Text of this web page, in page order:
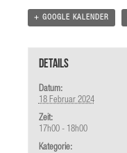
+ GOOGLE KALENDER
Details
Datum:
18 Februar 2024
Zeit:
17h00 - 18h00
Kategorie: